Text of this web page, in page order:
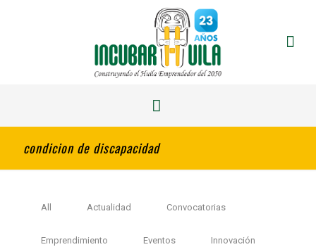
condicion de discapacidad
All Actualidad Convocatorias
Emprendimiento Eventos Innovación